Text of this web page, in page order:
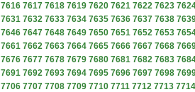
7616 7617 7618 7619 7620 7621 7622 7623
7631 7632 7633 7634 7635 7636 7637 7638
7646 7647 7648 7649 7650 7651 7652 7653
7661 7662 7663 7664 7665 7666 7667 7668
7676 7677 7678 7679 7680 7681 7682 7683
7691 7692 7693 7694 7695 7696 7697 7698
7706 7707 7708 7709 7710 7711 7712 7713 7714